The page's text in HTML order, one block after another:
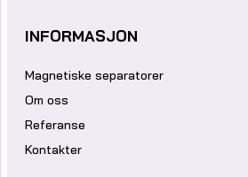
INFORMASJON
Magnetiske separatorer
Om oss
Referanse
Kontakter